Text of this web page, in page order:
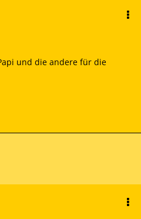
und die andere für die